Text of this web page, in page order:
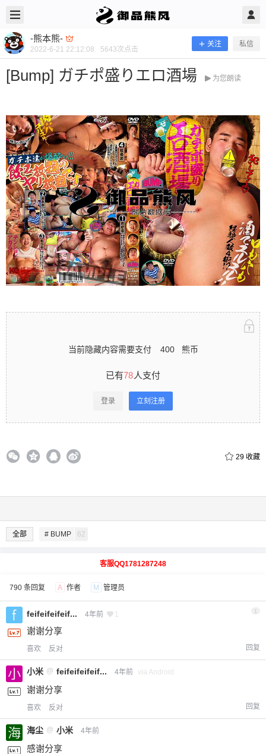
-熊本熊-
2022-6-21 22:12:08 5643次点击
关注 私信
[Bump] ガチポ盛りエロ酒場 为您朗读
当前隐藏内容需要支付 400 熊币
已有78人支付
登录 立刻注册
29 收藏
全部 # BUMP 62
-熊本熊- @ 御品熊风 2022/6/21
[Bump] ガチポ盛りエロ酒場
当前隐藏内容需要支付400熊币 已有78人支付 登录
立刻注册 0 收藏
客服QQ1781287248
790 条回复 A 作者 M 管理员
feifeifeifeif... 4年前 1
谢谢分享
喜欢 反对 回复
小米 @ feifeifeifeif... 4年前 via Android
谢谢分享
喜欢 反对 回复
海尘 @ 小米 4年前
感谢分享